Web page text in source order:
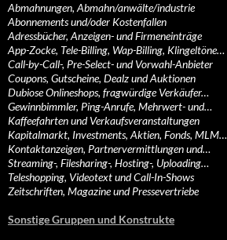
Abmahnungen, Abmahn/anwälte/industrie
Abonnements und/oder Kostenfallen
Adressbücher, Anzeigen- und Firmeneinträge
App-Zocke, Tele-Billing, Wap-Billing, Klingeltöne…
Call-by-Call-, Pre-Select- und Vorwahl-Anbieter
Coupons, Gutscheine, Dealz und Auktionen
Dubiose Onlineshops, fragwürdige Verkäufer…
Gewinnbimmler, Ping-Anrufe, Mehrwert- und…
Kaffeefahrten und Verkaufsveranstaltungen
Kapitalmarkt, Investments, Aktien, Fonds, MLM…
Kontaktanzeigen, Partnervermittlungen und…
Streaming-, Filesharing-, Hosting-, Uploading…
Teleshopping, Videotext und Call-In-Shows
Zeitschriften, Magazine und Pressevertriebe
Sonstige Gruppen und Konstrukte